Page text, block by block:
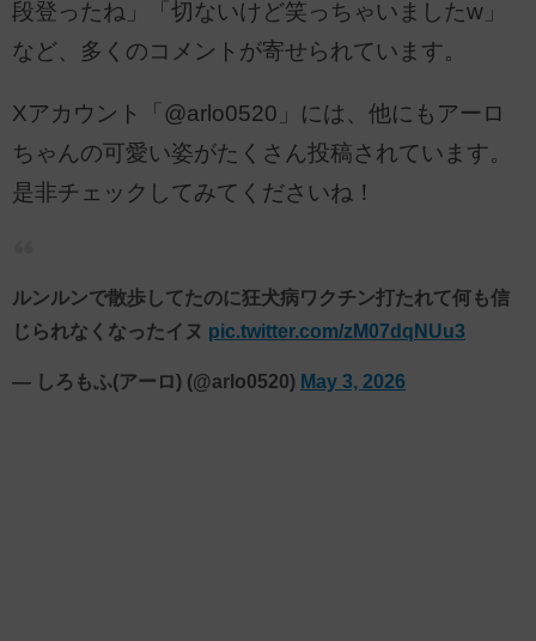
段登ったね」「切ないけど笑っちゃいましたw」
など、多くのコメントが寄せられています。
Xアカウント「@arlo0520」には、他にもアーロ
ちゃんの可愛い姿がたくさん投稿されています。
是非チェックしてみてくださいね！
ルンルンで散歩してたのに狂犬病ワクチン打たれて何も信
じられなくなったイヌ pic.twitter.com/zM07dqNUu3
— しろもふ(アーロ) (@arlo0520) May 3, 2026